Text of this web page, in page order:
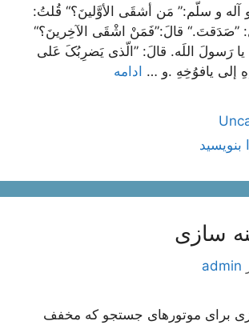
آله و سلّم:” مَن أشقَى الأوَّلینَ؟“ قُلتُ:
”صَدَقتَ.“ قالَ:”فَمَنْ اشْقَى الآخِرینَ؟“
رَسولَ اللَه. قالَ: ”الّذى یَضرِبُکَ عَلی
إلى یافوُخِهِ .و … ادامه
بنویسید
سازی
admin
برای موتورهای جستجو که مخفف